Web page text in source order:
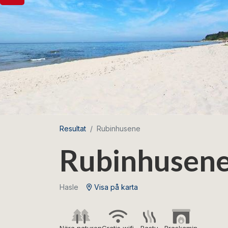
Resultat Rubinhusene
Hasle Visa på karta